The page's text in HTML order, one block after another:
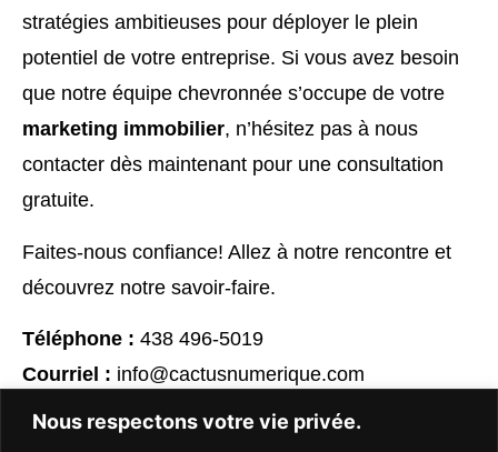
Nous respectons votre vie privée.
stratégies ambitieuses pour déployer le plein
potentiel de votre entreprise. Si vous avez besoin
que notre équipe chevronnée s’occupe de votre
marketing immobilier, n’hésitez pas à nous
contacter dès maintenant pour une consultation
gratuite.
Faites-nous confiance! Allez à notre rencontre et
découvrez notre savoir-faire.
Téléphone : 438 496-5019
Courriel : info@cactusnumerique.com
Crédit photo: Unsplash